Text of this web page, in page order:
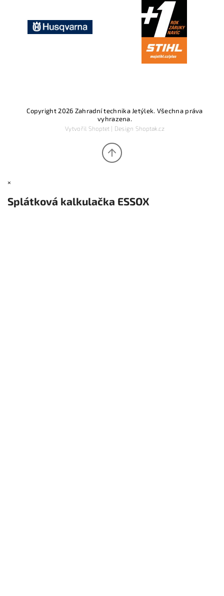
Copyright 2026 Zahradní technika Jetýlek. Všechna práva
vyhrazena.
Vytvořil Shoptet| Design Shoptak.cz
×
Splátková kalkulačka ESSOX